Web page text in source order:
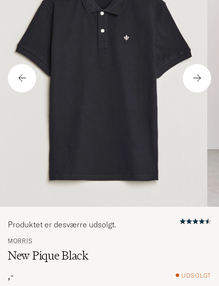
MORRIS
New Pique Black
,-
UDSOLGT
Produktet er desværre udsolgt.